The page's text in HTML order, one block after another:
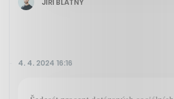
4. 4. 2024 16:16